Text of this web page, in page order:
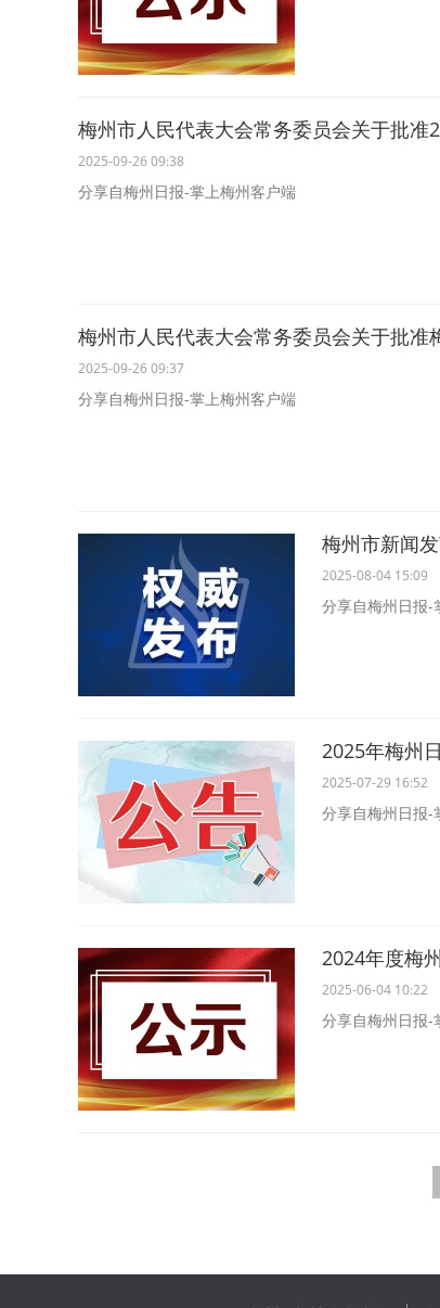
梅州市人民代表大会常务委员会关于批
2025-09-26 09:38
分享自梅州日报-掌上梅州客户端
梅州市人民代表大会常务委员会关于批准
2025-09-26 09:37
分享自梅州日报-掌上梅州客户端
梅州市新闻
2025-08-04 15:09
分享自梅州日报-
2025年梅州
2025-07-29 16:52
分享自梅州日报-
2024年度梅
2025-06-04 10:22
分享自梅州日报-